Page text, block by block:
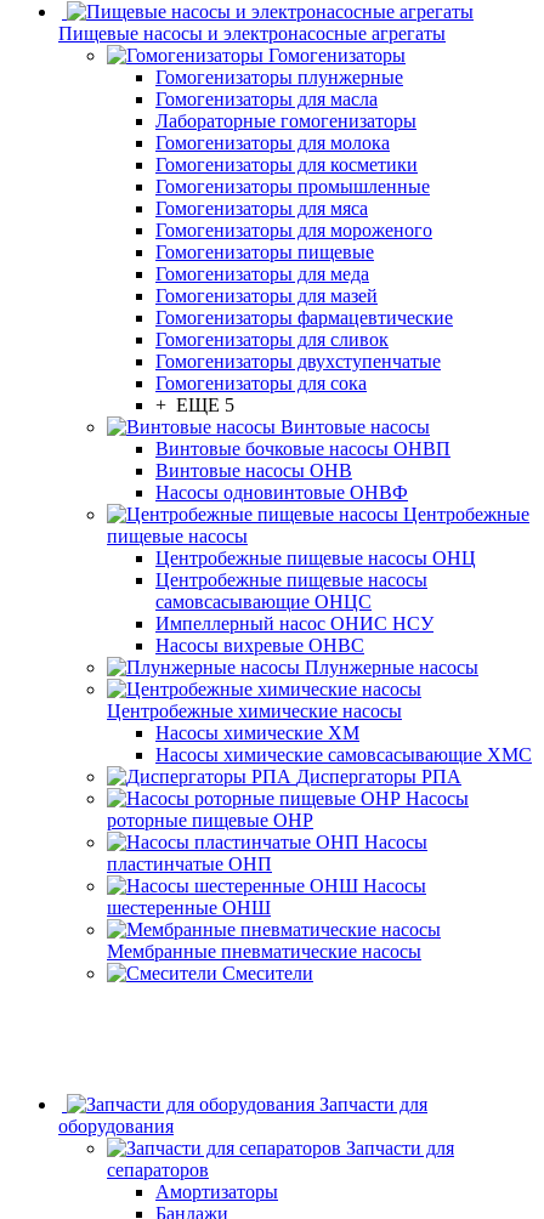
Пищевые насосы и электронасосные агрегаты
Гомогенизаторы
Гомогенизаторы плунжерные
Гомогенизаторы для масла
Лабораторные гомогенизаторы
Гомогенизаторы для молока
Гомогенизаторы для косметики
Гомогенизаторы промышленные
Гомогенизаторы для мяса
Гомогенизаторы для мороженого
Гомогенизаторы пищевые
Гомогенизаторы для меда
Гомогенизаторы для мазей
Гомогенизаторы фармацевтические
Гомогенизаторы для сливок
Гомогенизаторы двухступенчатые
Гомогенизаторы для сока
+ ЕЩЕ 5
Винтовые насосы
Винтовые бочковые насосы ОНВП
Винтовые насосы ОНВ
Насосы одновинтовые ОНВФ
Центробежные
пищевые насосы
Центробежные пищевые насосы ОНЦ
Центробежные пищевые насосы
самовсасывающие ОНЦС
Импеллерный насос ОНИС НСУ
Насосы вихревые ОНВС
Плунжерные насосы
Центробежные химические насосы
Насосы химические ХМ
Насосы химические самовсасывающие ХМС
Диспергаторы РПА
Насосы
роторные пищевые ОНР
Насосы
пластинчатые ОНП
Насосы
шестеренные ОНШ
Мембранные пневматические насосы
Смесители
Запчасти для
оборудования
Запчасти для
сепараторов
Амортизаторы
Бандажи